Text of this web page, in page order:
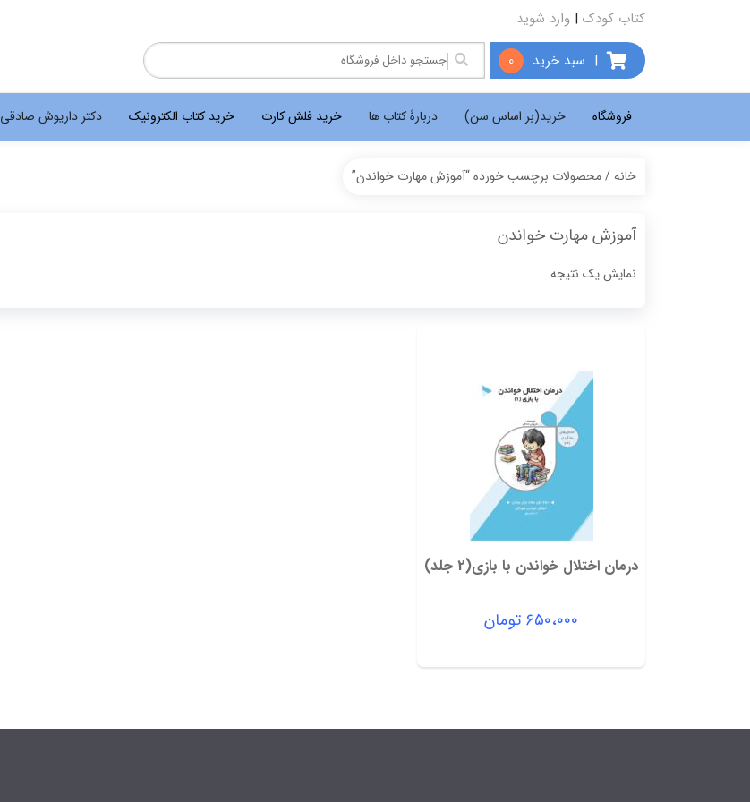
کتاب کودک | وارد شوید
| سبد خرید 0
فروشگاه خرید(بر اساس سن) دربارۀ کتاب ها خرید فلش کارت خرید کتاب الکترونیک دکتر داریوش صادقی
خانه/ محصولات برچسب خورده “آموزش مهارت خواندن”
آموزش مهارت خواندن
نمایش یک نتیجه
درمان اختلال خواندن با بازی(2 جلد)
۶۵۰،۰۰۰ تومان